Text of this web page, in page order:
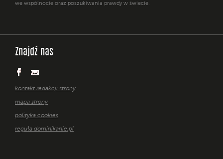
we wspólnocie oraz poszukiwania prawdy w świecie.
Znajdź nas
kontakt redakcji strony
mapa strony
polityka cookies
reguła dominikanie.pl